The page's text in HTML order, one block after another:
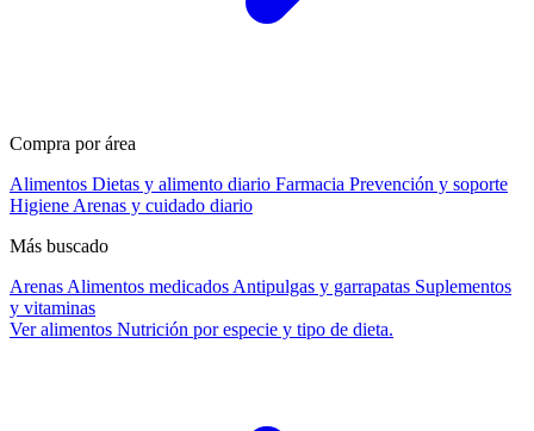
Compra por área
Alimentos Dietas y alimento diario Farmacia Prevención y soporte
Higiene Arenas y cuidado diario
Más buscado
Arenas Alimentos medicados Antipulgas y garrapatas Suplementos
y vitaminas
Ver alimentos Nutrición por especie y tipo de dieta.